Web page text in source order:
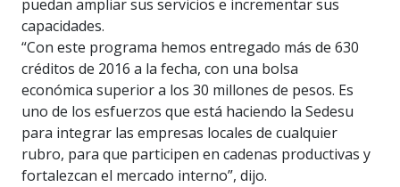
puedan ampliar sus servicios e incrementar sus
capacidades.
“Con este programa hemos entregado más de 630
créditos de 2016 a la fecha, con una bolsa
económica superior a los 30 millones de pesos. Es
uno de los esfuerzos que está haciendo la Sedesu
para integrar las empresas locales de cualquier
rubro, para que participen en cadenas productivas y
fortalezcan el mercado interno”, dijo.